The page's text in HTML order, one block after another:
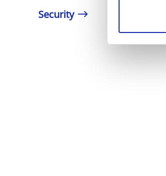
Security